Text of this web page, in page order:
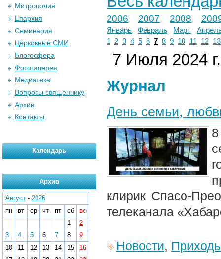
2006 2007 2008
Январь Февраль Март
1
2 3 4 5 6 7 8 9 10 11 12 13
7 Июля 2024 г.
Журнал
День семьи,
клирик Спасо-
телеканала
Новости,
Митрополия
Епархия
Семинария
Церковные СМИ
Блогосфера
Фотогалерея
Медиатека
Вопросы священнику
Архив
Контакты
Календарь
Архив
Август - 2026
пн
вт ср чт пт сб
вс
1
2
3
4 5 6 7 8
9
10
11 12 13 14 15
16